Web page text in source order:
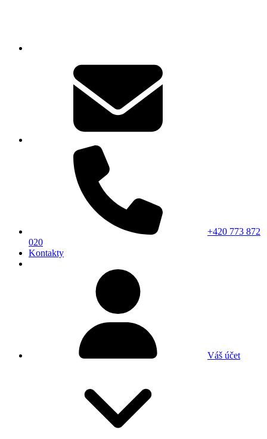
+420 773 872
020
Kontakty
Váš účet